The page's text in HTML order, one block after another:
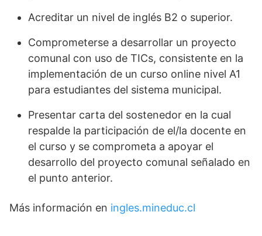
Acreditar un nivel de inglés B2 o superior.
Comprometerse a desarrollar un proyecto
comunal con uso de TICs, consistente en la
implementación de un curso online nivel A1
para estudiantes del sistema municipal.
Presentar carta del sostenedor en la cual
respalde la participación de el/la docente en
el curso y se comprometa a apoyar el
desarrollo del proyecto comunal señalado en
el punto anterior.
Más información en ingles.mineduc.cl